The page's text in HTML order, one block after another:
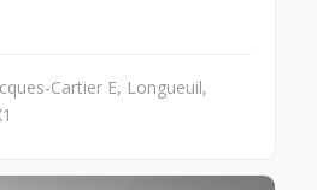
Cartier E, Longueuil,